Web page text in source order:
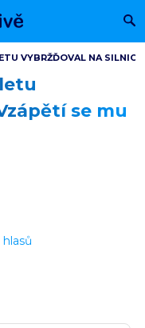
VYBRŽĎOVAL NA
se mu
hlasů